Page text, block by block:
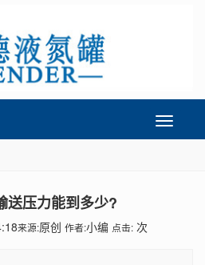
Toggle
送压力能到多少?
来源:原创 作者:小编 点击: 次